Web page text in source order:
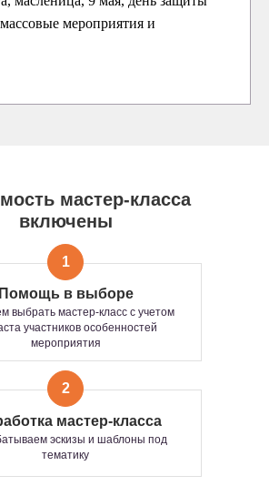
мероприятия и
Помощь в выборе
мастер-класса
включены
выбрать мастер-класс с учетом
участников особенностей
мероприятия
1
мастер-класса
эскизы и шаблоны под
тематику
2